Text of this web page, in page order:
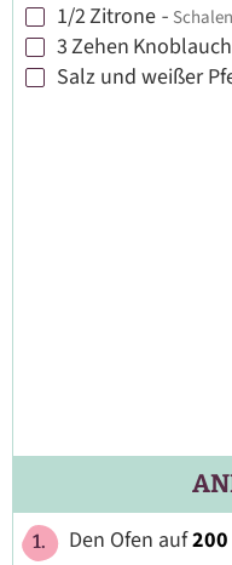
▢
1/2Zitrone -
▢
3Zehen Knoblauch
▢
Salz und weißer
Den Ofen auf